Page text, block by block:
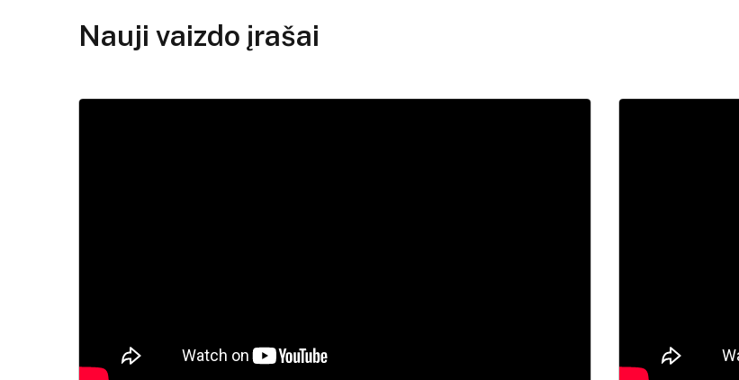
Nauji vaizdo įrašai